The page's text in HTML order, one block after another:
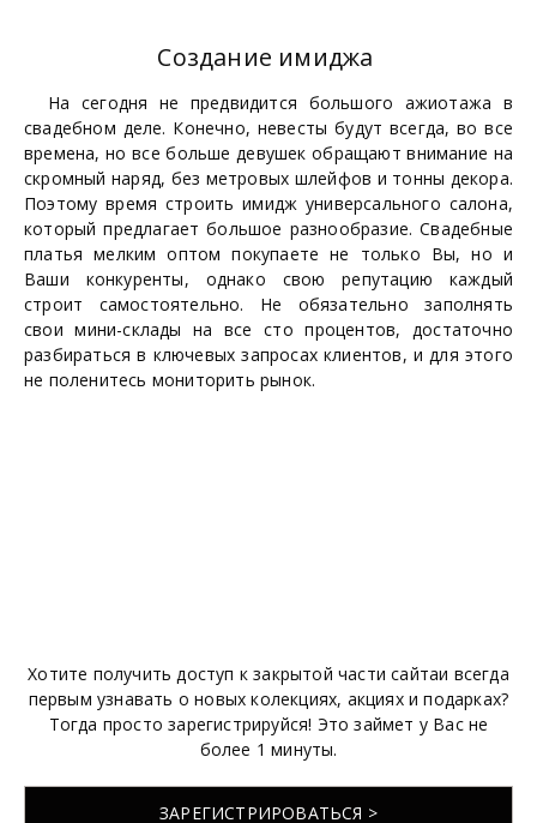
Cоздание имиджа
На сегодня не предвидится большого ажиотажа в
свадебном деле. Конечно, невесты будут всегда, во все
времена, но все больше девушек обращают внимание на
скромный наряд, без метровых шлейфов и тонны декора.
Поэтому время строить имидж универсального салона,
который предлагает большое разнообразие. Свадебные
платья мелким оптом покупаете не только Вы, но и
Ваши конкуренты, однако свою репутацию каждый
строит самостоятельно. Не обязательно заполнять
свои мини-склады на все сто процентов, достаточно
разбираться в ключевых запросах клиентов, и для этого
не поленитесь мониторить рынок.
Хотите получить доступ к закрытой части сайтаи всегда
первым узнавать о новых колекциях, акциях и подарках?
Тогда просто зарегистрируйся! Это займет у Вас не
более 1 минуты.
ЗАРЕГИСТРИРОВАТЬСЯ >